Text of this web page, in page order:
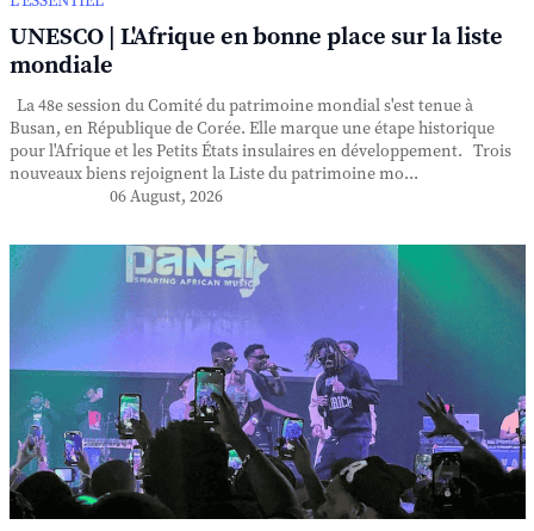
UNESCO | L'Afrique en bonne place sur la liste
mondiale
La 48e session du Comité du patrimoine mondial s'est tenue à
Busan, en République de Corée. Elle marque une étape historique
pour l'Afrique et les Petits États insulaires en développement. Trois
nouveaux biens rejoignent la Liste du patrimoine mo...
06 August, 2026